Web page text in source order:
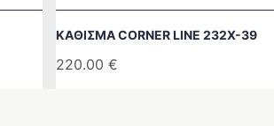
ΚΆΘΙΣΜΑ CORNER LINE 232Χ-39
220.00 €